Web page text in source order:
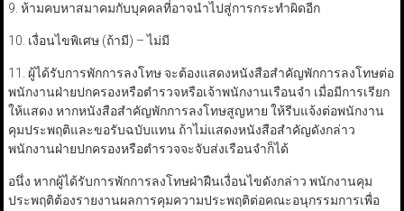
9. ห้ามคบหาสมาคมกับบุคคลที่อาจนำไปสู่การกระทำผิดอีก
10. เงื่อนไขพิเศษ (ถ้ามี) – ไม่มี
11. ผู้ได้รับการพักการลงโทษ จะต้องแสดงหนังสือสำคัญพักการลงโทษต่อ
พนักงานฝ่ายปกครองหรือตำรวจหรือเจ้าพนักงานเรือนจำ เมื่อมีการเรียก
ให้แสดง หากหนังสือสำคัญพักการลงโทษสูญหาย ให้รีบแจ้งต่อพนักงาน
คุมประพฤติและขอรับฉบับแทน ถ้าไม่แสดงหนังสือสำคัญดังกล่าว
พนักงานฝ่ายปกครองหรือตำรวจจะจับส่งเรือนจำก็ได้
อนึ่ง หากผู้ได้รับการพักการลงโทษฝ่าฝืนเงื่อนไขดังกล่าว พนักงานคุม
ประพฤติต้องรายงานผลการคุมความประพฤติต่อคณะอนุกรรมการเพื่อ